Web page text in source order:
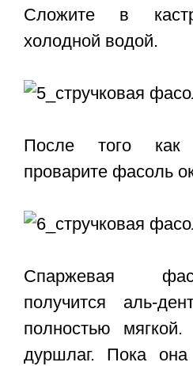
Сложите в
холодной водой.
После того как
проварите фасоль
Спаржевая
получится аль-
полностью
дуршлаг. Пока она